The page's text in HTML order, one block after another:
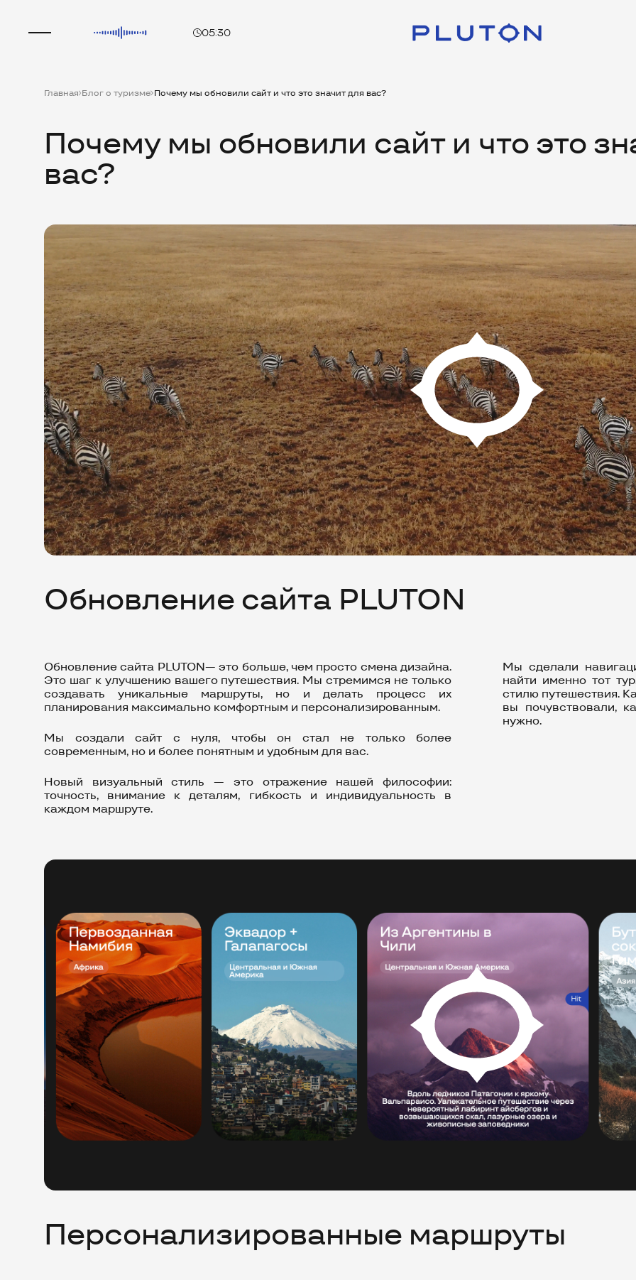
05:30
Главная Блог о туризме Почему мы обновили сайт и что это значит для вас?
Почему мы обновили сайт и что это
вас?
Обновление сайта PLUTON
Обновление сайта PLUTON— это больше, чем просто смена дизайна.
Это шаг к улучшению вашего путешествия. Мы стремимся не только
создавать уникальные маршруты, но и делать процесс их
планирования максимально комфортным и персонализированным.
Мы создали сайт с нуля, чтобы он стал не только более
современным, но и более понятным и удобным для вас.
Новый визуальный стиль — это отражение нашей философии:
точность, внимание к деталям, гибкость и индивидуальность в
каждом маршруте.
Мы сделали
найти именно тот
стилю путешествия.
вы почувствовали,
нужно.
Персонализированные маршруты